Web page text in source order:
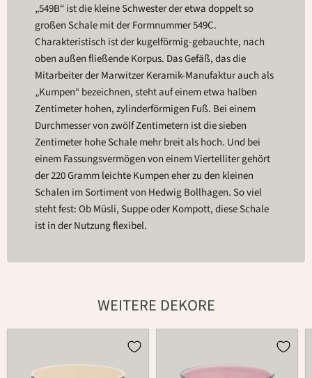
„549B“ ist die kleine Schwester der etwa doppelt so
großen Schale mit der Formnummer 549C.
Charakteristisch ist der kugelförmig-gebauchte, nach
oben außen fließende Korpus. Das Gefäß, das die
Mitarbeiter der Marwitzer Keramik-Manufaktur auch als
„Kumpen“ bezeichnen, steht auf einem etwa halben
Zentimeter hohen, zylinderförmigen Fuß. Bei einem
Durchmesser von zwölf Zentimetern ist die sieben
Zentimeter hohe Schale mehr breit als hoch. Und bei
einem Fassungsvermögen von einem Viertelliter gehört
der 220 Gramm leichte Kumpen eher zu den kleinen
Schalen im Sortiment von Hedwig Bollhagen. So viel
steht fest: Ob Müsli, Suppe oder Kompott, diese Schale
ist in der Nutzung flexibel.
WEITERE DEKORE